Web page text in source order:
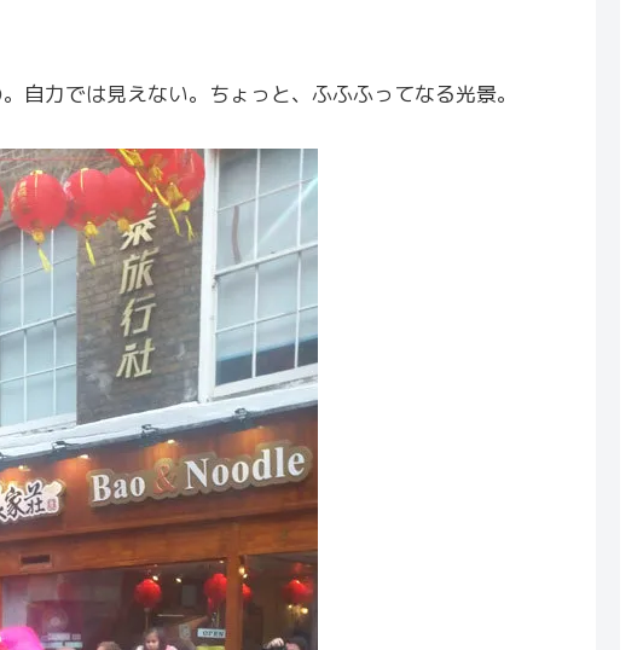
自力では見えない。ちょっと、ふふふってなる光景。